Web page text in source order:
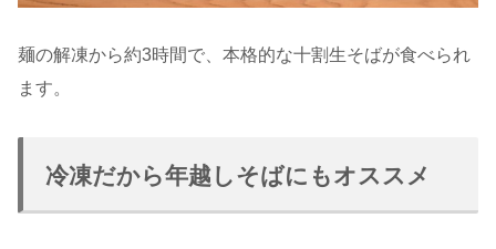
麺の解凍から約3時間で、本格的な十割生そばが食べられ
ます。
冷凍だから年越しそばにもオススメ